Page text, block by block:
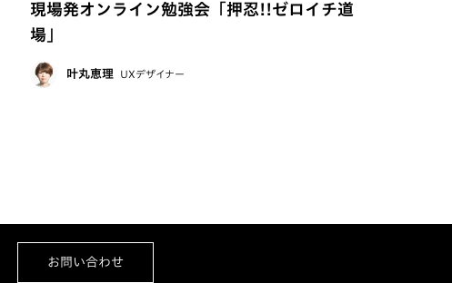
現場発オンライン勉強会「押忍!!ゼロイチ道
場」
叶丸恵理 UXデザイナー
お問い合わせ